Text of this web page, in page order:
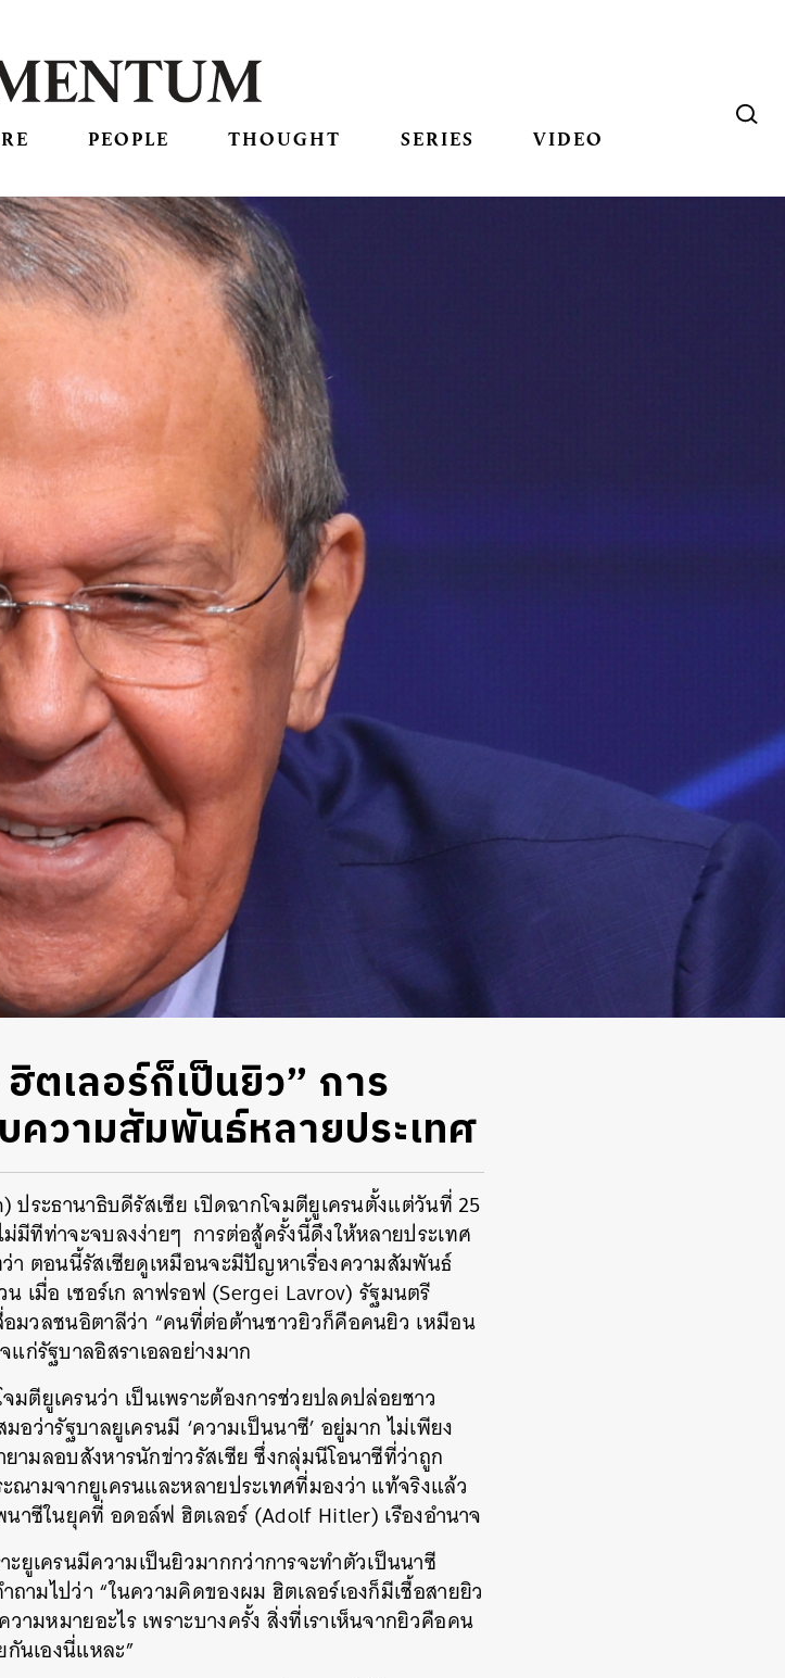
PEOPLE THOUGHT SERIES VIDEO
เลอร์ก็เป็นยิว” การ
ความสัมพันธ์หลายประเทศ
ระธานาธิบดีรัสเซีย เปิดฉากโจมตียูเครนตั้งแต่วันที่ 25
มีทีท่าจะจบลงง่ายๆ การต่อสู้ครั้งนี้ดึงให้หลายประเทศ
ว่า ตอนนี้รัสเซียดูเหมือนจะมีปัญหาเรื่องความสัมพันธ์
เมื่อ เซอร์เก ลาฟรอฟ (Sergei Lavrov) รัฐมนตรี
มวลชนอิตาลีว่า “คนที่ต่อต้านชาวยิวก็คือคนยิว เหมือน
แก่รัฐบาลอิสราเอลอย่างมาก
ตียูเครนว่า เป็นเพราะต้องการช่วยปลดปล่อยชาว
อว่ารัฐบาลยูเครนมี ‘ความเป็นนาซี’ อยู่มาก ไม่เพียง
ามลอบสังหารนักข่าวรัสเซีย ซึ่งกลุ่มนีโอนาซีที่ว่าถูก
ณามจากยูเครนและหลายประเทศที่มองว่า แท้จริงแล้ว
าซีในยุคที่ อดอล์ฟ ฮิตเลอร์ (Adolf Hitler) เรืองอำนาจ
ยูเครนมีความเป็นยิวมากกว่าการจะทำตัวเป็นนาซี
ามไปว่า “ในความคิดของผม ฮิตเลอร์เองก็มีเชื้อสายยิว
ามหมายอะไร เพราะบางครั้ง สิ่งที่เราเห็นจากยิวคือคน
นเองนี่แหละ”